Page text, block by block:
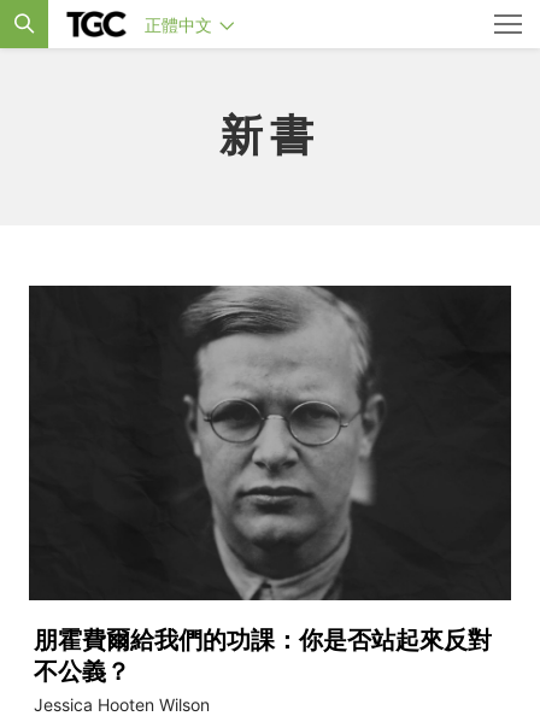
正體中文
新書
朋霍費爾給我們的功課：你是否站起來反對
不公義？
Jessica Hooten Wilson